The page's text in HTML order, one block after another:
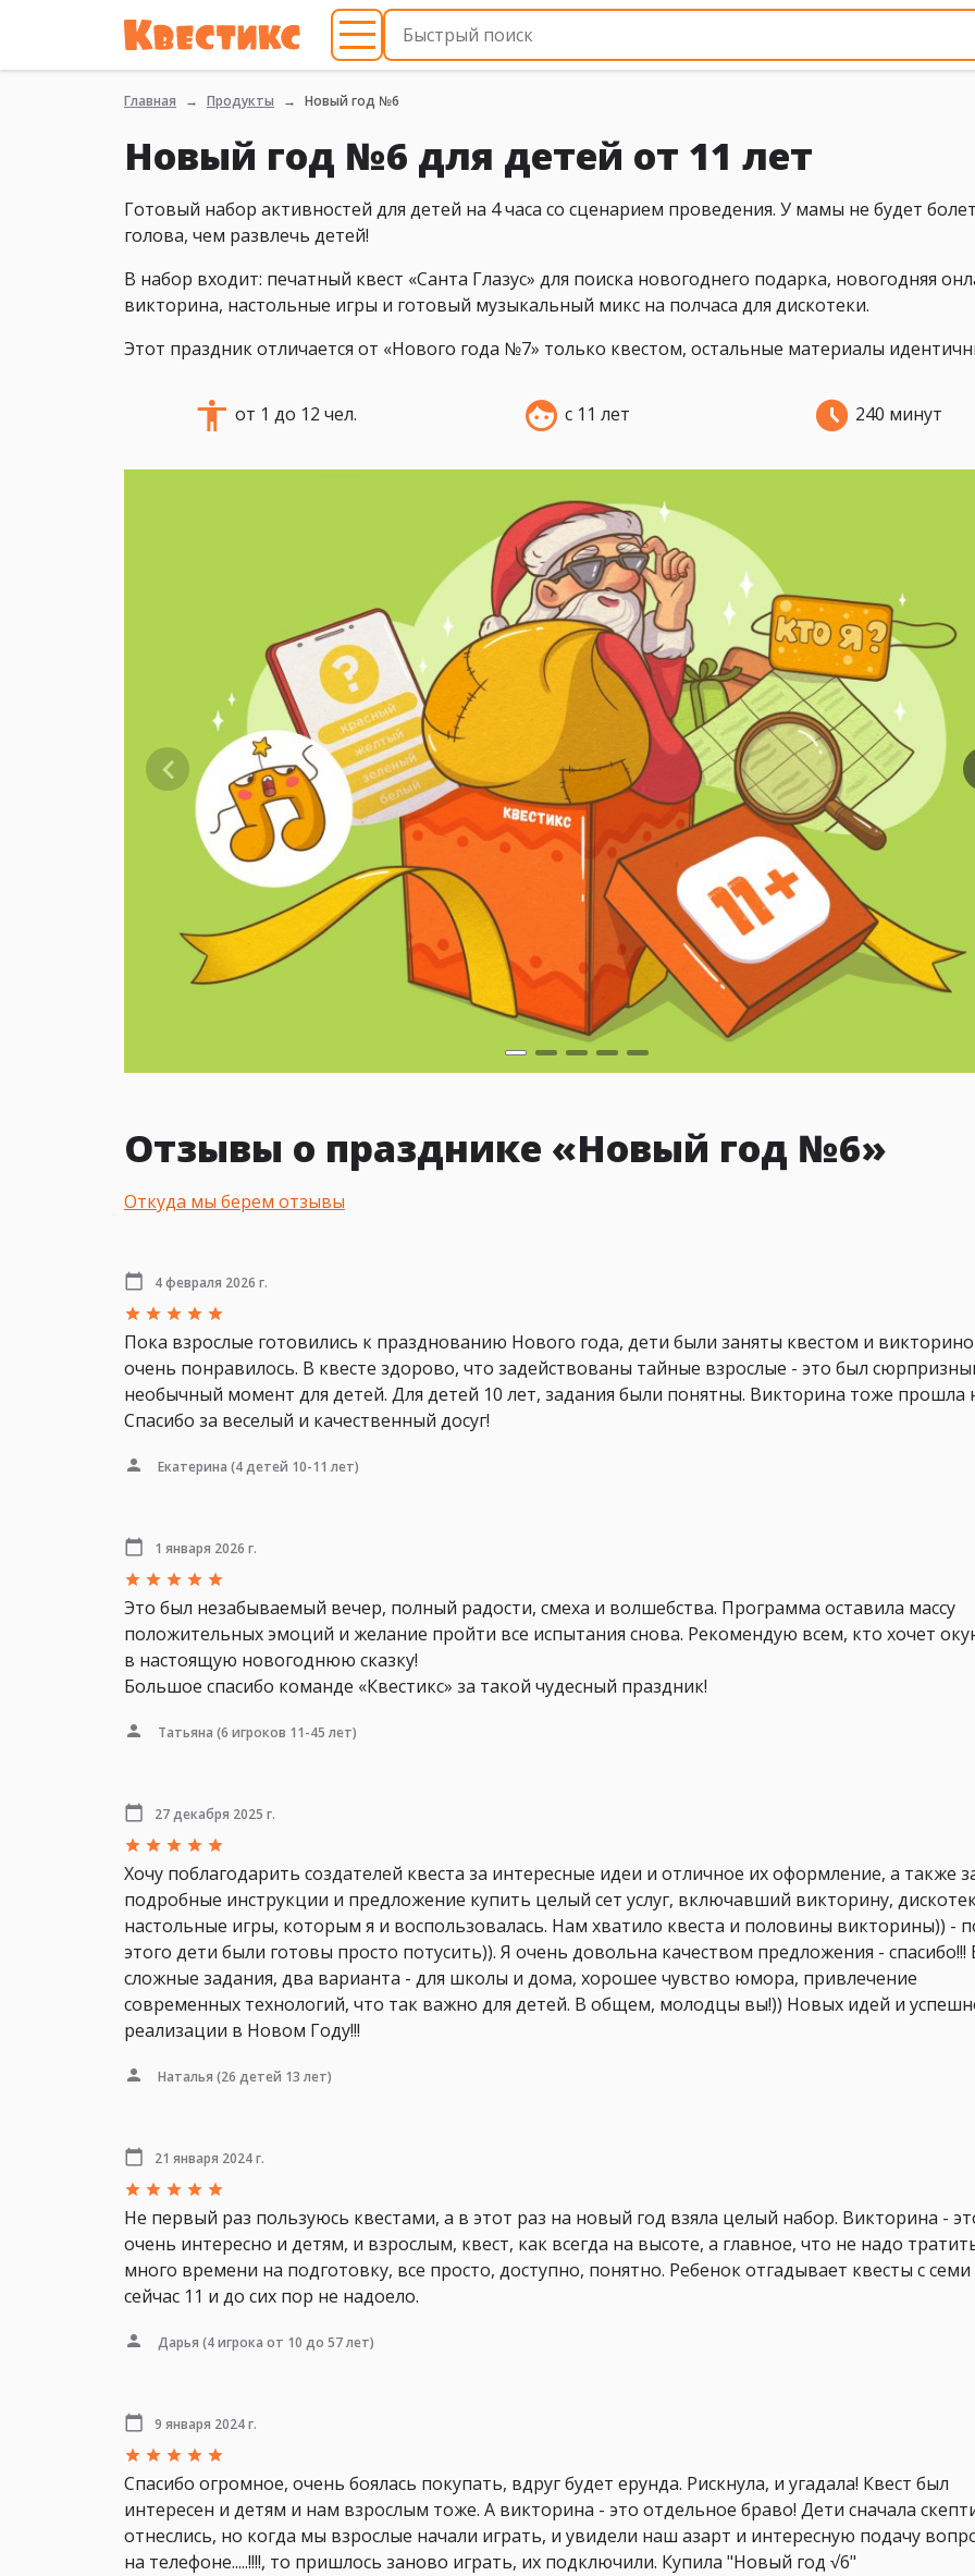
Главная Продукты Новый год №6
Новый год №6 для детей от 11 лет
Готовый набор активностей для детей на 4 часа со сценарием проведения. У мамы не будет
голова, чем развлечь детей!
В набор входит: печатный квест «Санта Глазус» для поиска новогоднего подарка, новогодняя
викторина, настольные игры и готовый музыкальный микс на полчаса для дискотеки.
Этот праздник отличается от «Нового года №7» только квестом, остальные материалы
от 1 до 12 чел. с 11 лет 240 минут
Отзывы о празднике «Новый год №6»
Откуда мы берем отзывы
4 февраля 2026 г.
Пока взрослые готовились к празднованию Нового года, дети были заняты квестом и
очень понравилось. В квесте здорово, что задействованы тайные взрослые - это был
необычный момент для детей. Для детей 10 лет, задания были понятны. Викторина тоже прошла
Спасибо за веселый и качественный досуг!
Екатерина (4 детей 10-11 лет)
1 января 2026 г.
Это был незабываемый вечер, полный радости, смеха и волшебства. Программа оставила массу
положительных эмоций и желание пройти все испытания снова. Рекомендую всем, кто хочет
в настоящую новогоднюю сказку!
Большое спасибо команде «Квестикс» за такой чудесный праздник!
Татьяна (6 игроков 11-45 лет)
27 декабря 2025 г.
Хочу поблагодарить создателей квеста за интересные идеи и отличное их оформление, а также
подробные инструкции и предложение купить целый сет услуг, включавший викторину,
настольные игры, которым я и воспользовалась. Нам хватило квеста и половины викторины)) -
этого дети были готовы просто потусить)). Я очень довольна качеством предложения - спасибо!!!
сложные задания, два варианта - для школы и дома, хорошее чувство юмора, привлечение
современных технологий, что так важно для детей. В общем, молодцы вы!)) Новых идей и
реализации в Новом Году!!!
Наталья (26 детей 13 лет)
21 января 2024 г.
Не первый раз пользуюсь квестами, а в этот раз на новый год взяла целый набор. Викторина -
очень интересно и детям, и взрослым, квест, как всегда на высоте, а главное, что не надо
много времени на подготовку, все просто, доступно, понятно. Ребенок отгадывает квесты с семи
сейчас 11 и до сих пор не надоело.
Дарья (4 игрока от 10 до 57 лет)
9 января 2024 г.
Спасибо огромное, очень боялась покупать, вдруг будет ерунда. Рискнула, и угадала! Квест был
интересен и детям и нам взрослым тоже. А викторина - это отдельное браво! Дети сначала
отнеслись, но когда мы взрослые начали играть, и увидели наш азарт и интересную подачу
на телефоне.....!!!!, то пришлось заново играть, их подключили. Купила "Новый год √6"